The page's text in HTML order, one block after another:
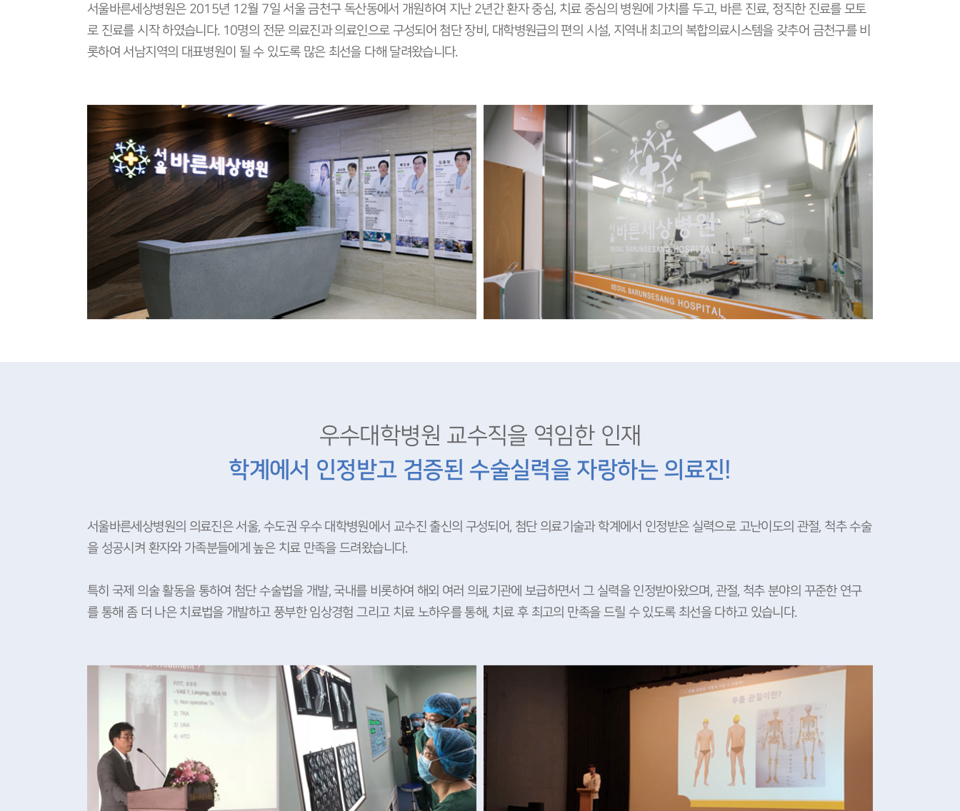
서울바른세상병원은 2015년 12월 7일 서울 금천구 독산동에서 개원하여 지난 2년간 환자 중심, 치료 중심의 병원에 가치를 두고, 바른 진료, 정직한 진료를 모토
로 진료를 시작 하였습니다. 10명의 전문 의료진과 의료인으로 구성되어 첨단 장비, 대학병원급의 편의 시설, 지역내 최고의 복합의료시스템을 갖추어 금천구를 비
롯하여 서남지역의 대표병원이 될 수 있도록 많은 최선을 다해 달려왔습니다.
우수대학병원 교수직을 역임한 인재
학계에서 인정받고 검증된 수술실력을 자랑하는 의료진!
서울바른세상병원의 의료진은 서울, 수도권 우수 대학병원에서 교수진 출신의 구성되어, 첨단 의료기술과 학계에서 인정받은 실력으로 고난이도의 관절, 척추 수술
을 성공시켜 환자와 가족분들에게 높은 치료 만족을 드려왔습니다.
특히 국제 의술 활동을 통하여 첨단 수술법을 개발, 국내를 비롯하여 해외 여러 의료기관에 보급하면서 그 실력을 인정받아왔으며, 관절, 척추 분야의 꾸준한 연구
를 통해 좀 더 나은 치료법을 개발하고 풍부한 임상경험 그리고 치료 노하우를 통해, 치료 후 최고의 만족을 드릴 수 있도록 최선을 다하고 있습니다.